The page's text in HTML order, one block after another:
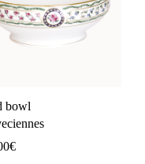
bowl
€